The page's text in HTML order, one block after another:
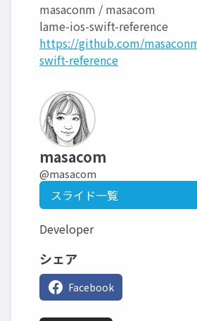
masaconm / masacom
lame-ios-swift-reference
https://github.com/
swift-reference
masacom
@masacom
スライド一覧
Developer
シェア
Facebook